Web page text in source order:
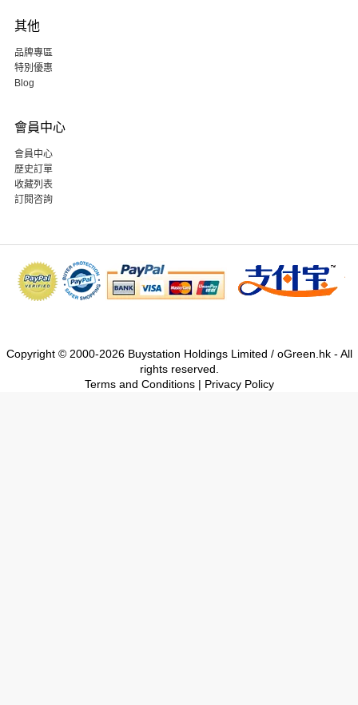
其他
品牌專區
特別優惠
Blog
會員中心
會員中心
歷史訂單
收藏列表
訂閱咨詢
Copyright © 2000-2026 Buystation Holdings Limited / oGreen.hk - All
rights reserved.
Terms and Conditions| Privacy Policy